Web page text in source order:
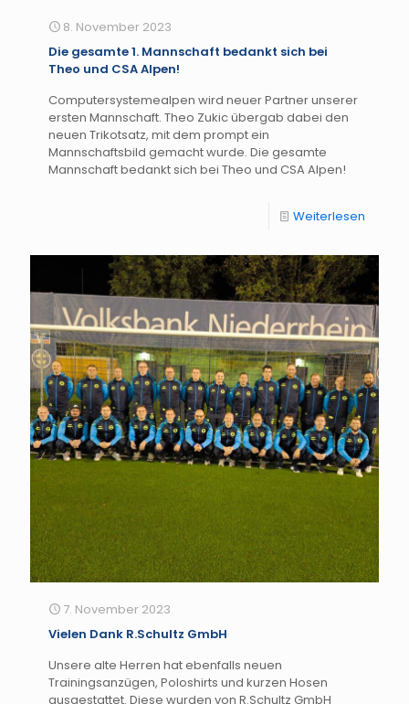
8. November 2023
Die gesamte 1. Mannschaft bedankt sich bei
Theo und CSA Alpen!
Computersystemealpen wird neuer Partner unserer
ersten Mannschaft. Theo Zukic übergab dabei den
neuen Trikotsatz, mit dem prompt ein
Mannschaftsbild gemacht wurde. Die gesamte
Mannschaft bedankt sich bei Theo und CSA Alpen!
Weiterlesen
7. November 2023
Vielen Dank R.Schultz GmbH
Unsere alte Herren hat ebenfalls neuen
Trainingsanzügen, Poloshirts und kurzen Hosen
ausgestattet. Diese wurden von R.Schultz GmbH